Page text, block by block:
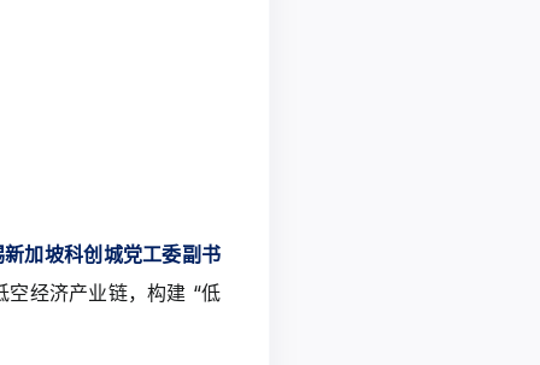
加坡科创城党工委副书
空经济产业链，构建 “低